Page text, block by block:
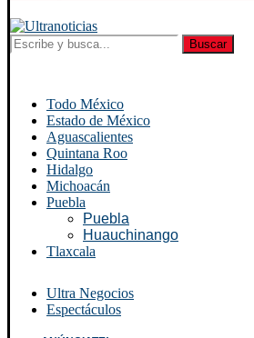
Buscar
Todo México
Estado de México
Aguascalientes
Quintana Roo
Hidalgo
Michoacán
Puebla
Puebla
Huauchinango
Tlaxcala
Ultra Negocios
Espectáculos